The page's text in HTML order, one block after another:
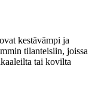
kestävämpi ja
tilanteisiin, joissa
tai kovilta